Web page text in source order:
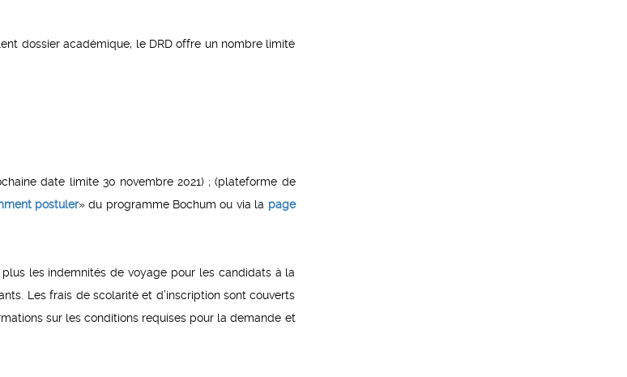
dossier académique, le DRD offre un nombre limité
date limite 30 novembre 2021) ; (plateforme de
postuler» du programme Bochum ou via la page
les indemnités de voyage pour les candidats à la
Les frais de scolarité et d’inscription sont couverts
sur les conditions requises pour la demande et